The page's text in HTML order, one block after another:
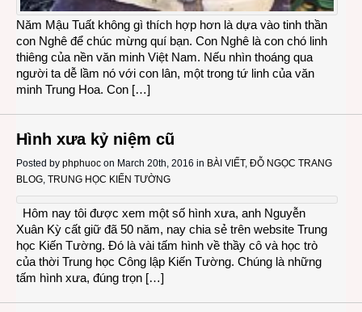
Năm Mậu Tuất không gì thích hợp hơn là dựa vào tinh thần
con Nghê để chúc mừng quí bạn. Con Nghê là con chó linh
thiêng của nền văn minh Việt Nam. Nếu nhìn thoáng qua
người ta dễ lầm nó với con lân, một trong tứ linh của văn
minh Trung Hoa. Con […]
Hình xưa kỷ niệm cũ
Posted by phphuoc on March 20th, 2016 in BÀI VIẾT, ĐỖ NGỌC TRANG
BLOG, TRUNG HỌC KIẾN TƯỜNG
Hôm nay tôi được xem một số hình xưa, anh Nguyễn
Xuân Kỳ cất giữ đã 50 năm, nay chia sẻ trên website Trung
học Kiến Tường. Đó là vài tấm hình về thầy cô và học trò
của thời Trung học Công lập Kiến Tường. Chúng là những
tấm hình xưa, đúng trọn […]